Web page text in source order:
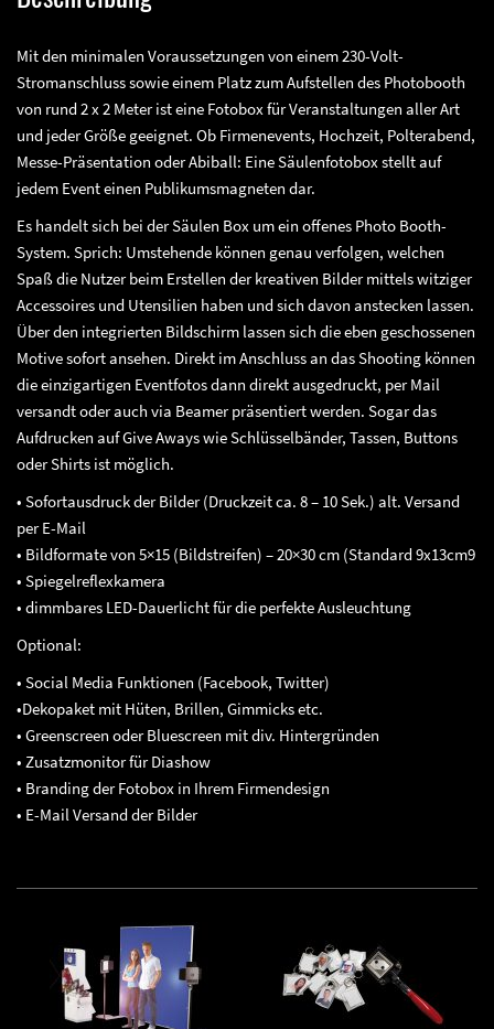
Mit den minimalen Voraussetzungen von einem 230-Volt-
Stromanschluss sowie einem Platz zum Aufstellen des Photobooth
von rund 2 x 2 Meter ist eine Fotobox für Veranstaltungen aller Art
und jeder Größe geeignet. Ob Firmenevents, Hochzeit, Polterabend,
Messe-Präsentation oder Abiball: Eine Säulenfotobox stellt auf
jedem Event einen Publikumsmagneten dar.
Es handelt sich bei der Säulen Box um ein offenes Photo Booth-
System. Sprich: Umstehende können genau verfolgen, welchen
Spaß die Nutzer beim Erstellen der kreativen Bilder mittels witziger
Accessoires und Utensilien haben und sich davon anstecken lassen.
Über den integrierten Bildschirm lassen sich die eben geschossenen
Motive sofort ansehen. Direkt im Anschluss an das Shooting können
die einzigartigen Eventfotos dann direkt ausgedruckt, per Mail
versandt oder auch via Beamer präsentiert werden. Sogar das
Aufdrucken auf Give Aways wie Schlüsselbänder, Tassen, Buttons
oder Shirts ist möglich.
• Sofortausdruck der Bilder (Druckzeit ca. 8 – 10 Sek.) alt. Versand
per E-Mail
• Bildformate von 5×15 (Bildstreifen) – 20×30 cm (Standard 9x13cm9
• Spiegelreflexkamera
• dimmbares LED-Dauerlicht für die perfekte Ausleuchtung
Optional:
• Social Media Funktionen (Facebook, Twitter)
•Dekopaket mit Hüten, Brillen, Gimmicks etc.
• Greenscreen oder Bluescreen mit div. Hintergründen
• Zusatzmonitor für Diashow
• Branding der Fotobox in Ihrem Firmendesign
• E-Mail Versand der Bilder